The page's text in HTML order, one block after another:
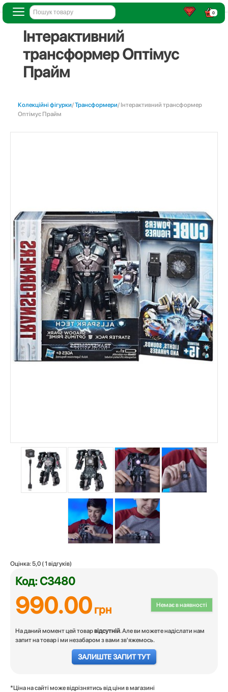
0
Інтерактивний
трансформер Оптімус
Прайм
Колекційні фігурки/Трансформери/ Інтерактивний трансформер
Оптімус Прайм
Оцінка: 5,0 (1 відгуків)
Код: C3480
Немає в наявності
990.00грн
На даний момент цей товарвідсутній. Але ви можете надіслати нам
запит на товар і ми незабаром з вами зв'яжемось.
ЗАЛИШТЕ ЗАПИТ ТУТ
*Ціна на сайті може відрізнятись від ціни в магазині